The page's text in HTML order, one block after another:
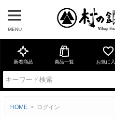
MENU
新着商品 商品一覧 お気に
HOME ログイン